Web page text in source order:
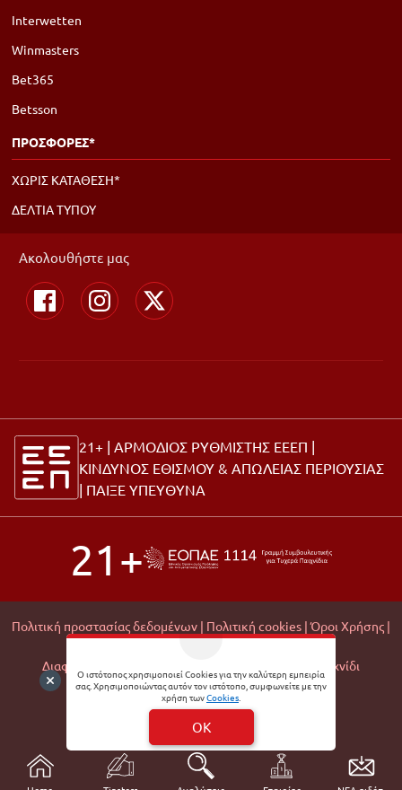
Ο ιστότοπος χρησιμοποιεί Cookies για την καλύτερη εμπειρία
σας. Χρησιμοποιώντας αυτόν τον ιστότοπο, συμφωνείτε με την
χρήση τωνCookies.
OK
Interwetten
Winmasters
Bet365
Betsson
ΠΡΟΣΦΟΡΕΣ*
ΧΩΡΙΣ ΚΑΤΑΘΕΣΗ*
ΔΕΛΤΙΑ ΤΥΠΟΥ
Ακολουθήστε μας
21+ | ΑΡΜΟΔΙΟΣ ΡΥΘΜΙΣΤΗΣ ΕΕΕΠ |
ΚΙΝΔΥΝΟΣ ΕΘΙΣΜΟΥ & ΑΠΩΛΕΙΑΣ ΠΕΡΙΟΥΣΙΑΣ
| ΠΑΙΞΕ ΥΠΕΥΘΥΝΑ
21+
Πολιτική προστασίας δεδομένων | Πολιτική cookies | Όροι Χρήσης |
Διαφάνεια Εμπορικών Συνεργασιών |
Υπεύθυνο Παιχνίδι
© 2026 Matchmoney
Developed byDigital Winners